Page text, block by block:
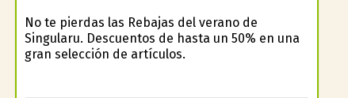
No te pierdas las Rebajas del verano de
Singularu. Descuentos de hasta un 50% en una
gran selección de artículos.